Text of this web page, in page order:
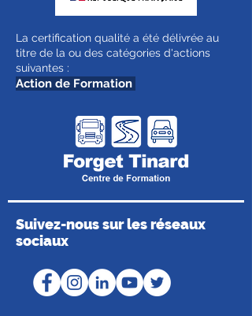
La certification qualité a été délivrée au
titre de la ou des catégories d'actions
suivantes :
Action de Formation
Suivez-nous sur les réseaux
sociaux